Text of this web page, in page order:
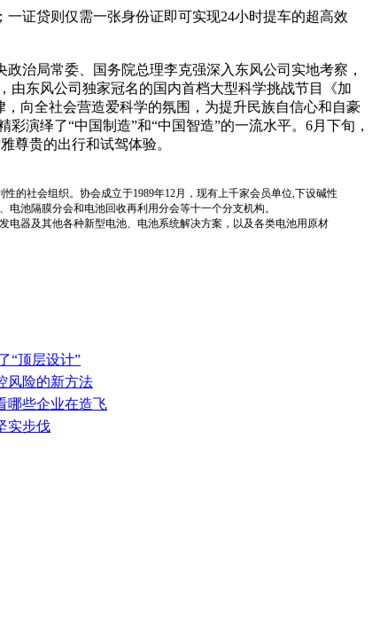
证贷则仅需一张身份证即可实现24小时提车的超高效
治局常委、国务院总理李克强深入东风公司实地考察，
由东风公司独家冠名的国内首档大型科学挑战节目《加
向全社会营造爱科学的氛围，为提升民族自信心和自豪
演绎了“中国制造”和“中国智造”的一流水平。6月下旬，
尊贵的出行和试驾体验。
的社会组织。协会成立于1989年12月，现有上千家会员单位,下设碱性
池隔膜分会和电池回收再利用分会等十一个分支机构。
电器及其他各种新型电池、电池系统解决方案，以及各类电池用原材
“顶层设计”
风险的新方法
哪些企业在造飞
实步伐